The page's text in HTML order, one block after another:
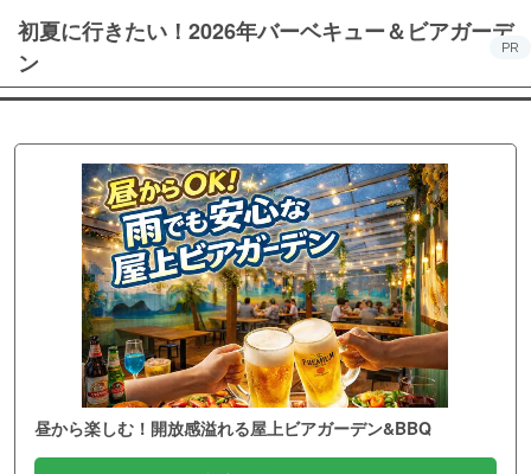
初夏に行きたい！2026年バーベキュー＆ビアガーデ
ン
PR
昼から楽しむ！開放感溢れる屋上ビアガーデン&BBQ